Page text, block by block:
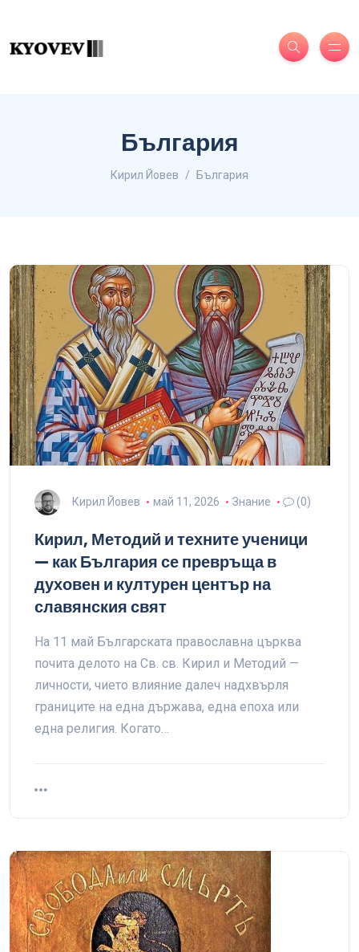
България
Кирил Йовев България
Кирил Йовев май 11, 2026 Знание (0)
Кирил, Методий и техните ученици
— как България се превръща в
духовен и културен център на
славянския свят
На 11 май Българската православна църква
почита делото на Св. св. Кирил и Методий —
личности, чието влияние далеч надхвърля
границите на една държава, една епоха или
една религия. Когато…